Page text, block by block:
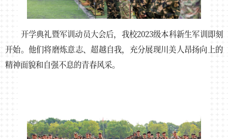
开学典礼暨军训动员大会后，我校2023级本科新生军训即刻
开始。他们将磨炼意志、超越自我，充分展现川美人昂扬向上的
精神面貌和自强不息的青春风采。